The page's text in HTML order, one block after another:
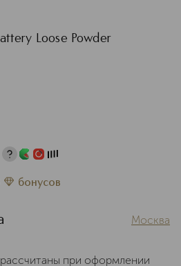
Loose Powder
бонусов
Москва
при оформлении